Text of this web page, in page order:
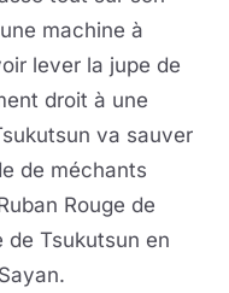
machine à
lever la jupe de
droit à une
va sauver
de méchants
Rouge de
de Tsukutsun en